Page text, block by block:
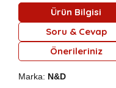
Ürün Bilgisi
Soru & Cevap
Önerileriniz
Marka: N&D